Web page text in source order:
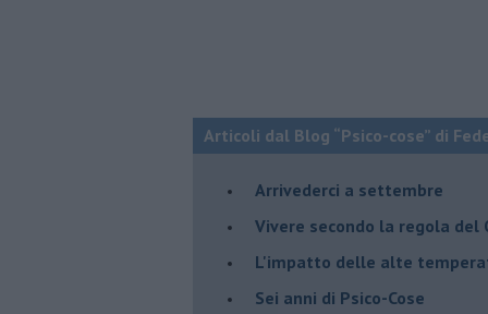
Articoli dal Blog “Psico-cose” di
​Arrivederci a settembre
​Vivere secondo la regola del
​L'impatto delle alte
Sei anni di Psico-Cose